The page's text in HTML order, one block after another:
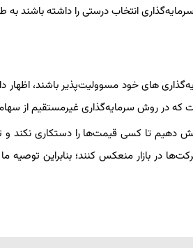
انتخاب درستی را داشته باشند
های خود مسوولیت‌پذیر باشند،
در روش سرمایه‌گذاری غیرمستقیم از
دهیم تا کسی قیمت‌ها را دستکاری نکند و
در بازار منعکس کنند؛ بنابراین توصیه